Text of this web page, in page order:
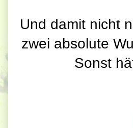
Und damit nicht
zwei absolute
Sonst